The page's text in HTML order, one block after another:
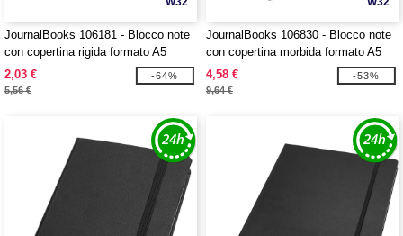
JournalBooks 106181 - Blocco note
con copertina rigida formato A5
Classic
2,03 €
5,56 €
-64%
JournalBooks 106830 - Blocco note
con copertina morbida formato A5
Classic
4,58 €
9,64 €
-53%